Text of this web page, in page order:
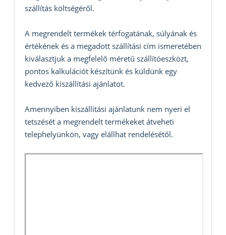
szállítás költségéről.
A megrendelt termékek térfogatának, súlyának és
értékének és a megadott szállítási cím ismeretében
kiválasztjuk a megfelelő méretű szállítóeszközt,
pontos kalkulációt készítünk és küldünk egy
kedvező kiszállítási ajánlatot.
Amennyiben kiszállítási ajánlatunk nem nyeri el
tetszését a megrendelt termékeket átveheti
telephelyünkön, vagy elállhat rendelésétől.